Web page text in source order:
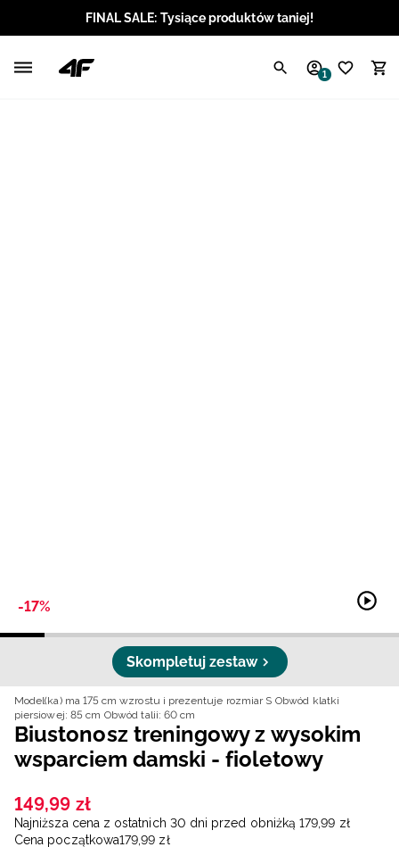
FINAL SALE: Tysiące produktów taniej!
1
-17%
Skompletuj zestaw
Model(ka) ma 175 cm wzrostu i prezentuje rozmiar S Obwód klatki
piersiowej: 85 cm Obwód talii: 60 cm
Biustonosz treningowy z wysokim
wsparciem damski - fioletowy
149,99 zł
Najniższa cena z ostatnich 30 dni przed obniżką 179,99 zł
Cena początkowa179,99 zł